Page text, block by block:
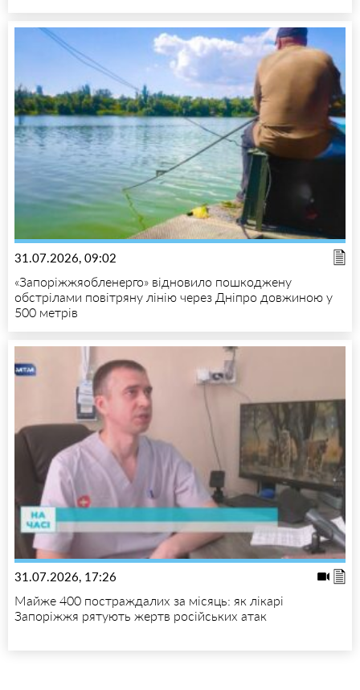
31.07.2026, 09:02
«Запоріжжяобленерго» відновило пошкоджену
обстрілами повітряну лінію через Дніпро довжиною у
500 метрів
31.07.2026, 17:26
Майже 400 постраждалих за місяць: як лікарі
Запоріжжя рятують жертв російських атак